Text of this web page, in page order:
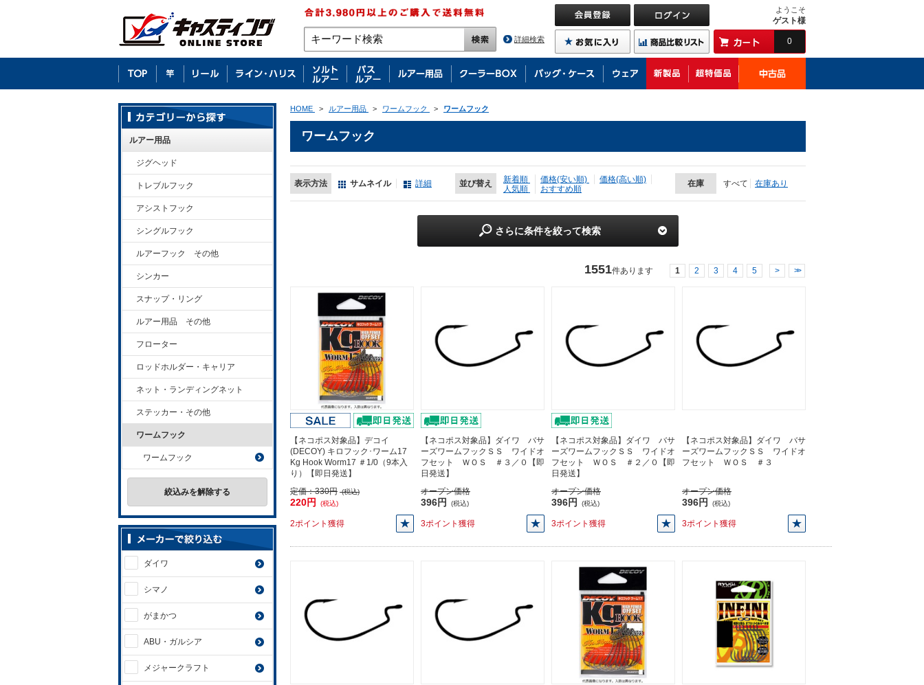
詳細検索
ようこそ
ゲスト様
0
HOME > ルアー用品 > ワームフック > ワームフック
ワームフック
表示方法 サムネイル 詳細 並び替え 新着順 価格(安い順)
価格(高い順)
人気順
おすすめ順
在庫 すべて 在庫あり
さらに条件を絞って検索
1551件あります 1 2 3 4 5 > >>
【ネコポス対象品】デコイ
(DECOY) キロフック･ワーム17
Kg Hook Worm17 ＃1/0（9本入
り）【即日発送】
定価：330円 (税込)
220円 (税込)
2ポイント獲得
【ネコポス対象品】ダイワ バサ
ーズワームフックＳＳ ワイドオ
フセット ＷＯＳ ＃３／０【即
日発送】
オープン価格
396円 (税込)
3ポイント獲得
【ネコポス対象品】ダイワ バサ
ーズワームフックＳＳ ワイドオ
フセット ＷＯＳ ＃２／０【即
日発送】
オープン価格
396円 (税込)
3ポイント獲得
【ネコポス対象品】ダイワ バサ
ーズワームフックＳＳ ワイドオ
フセット ＷＯＳ ＃３
オープン価格
396円 (税込)
3ポイント獲得
ルアー用品
ジグヘッド
トレブルフック
アシストフック
シングルフック
ルアーフック その他
シンカー
スナップ・リング
ルアー用品 その他
フローター
ロッドホルダー・キャリア
ネット・ランディングネット
ステッカー・その他
ワームフック
ワームフック
絞込みを解除する
ダイワ
シマノ
がまかつ
ABU・ガルシア
メジャークラフト